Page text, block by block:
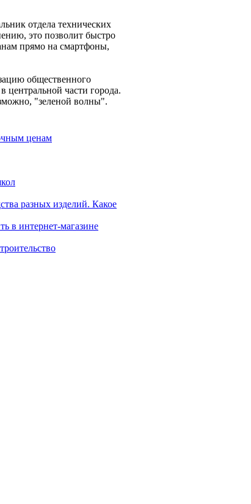
отдела технических
это позволит быстро
прямо на смартфоны,
общественного
центральной части города.
"зеленой волны".
ценам
разных изделий. Какое
в интернет-магазине